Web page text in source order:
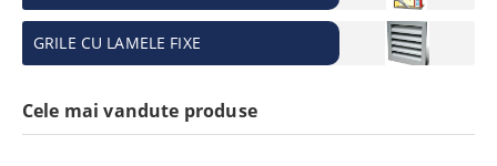
GRILE CU LAMELE FIXE
Cele mai vandute produse